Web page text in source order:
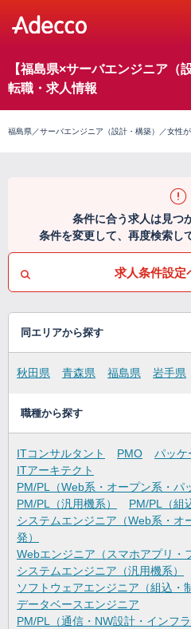
【福島県×サーバエンジニア（
転職・求人情報
福島県／サーバエンジニア（設計・構築）／女性
条件に合う求人は見つ
条件を変更して、再度検索し
求人条件設定
同エリアから探す
秋田県 青森県 福島県 岩手県
職種から探す
ITコンサルタント PMO
パッケ
ITアーキテクト
PM/PL（Web系・オープン系・パ
PM/PL（汎用機系）
PM/PL（組
システムエンジニア（Web系・オ
発）
Webエンジニア（スマホアプリ・
システムエンジニア（汎用機系）
ソフトウェアエンジニア（組込・
データベースエンジニア
PM/PL（通信・NW設計・インフラ